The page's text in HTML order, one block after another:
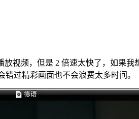
视频，但是 2 倍速太快了，如果
过精彩画面也不会浪费太多时间。